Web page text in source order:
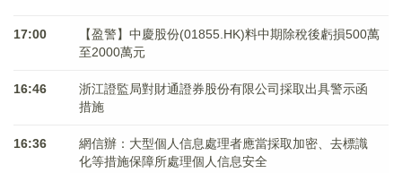
17:00
【盈警】中慶股份(01855.HK)料中期除稅後虧損500萬
至2000萬元
16:46
浙江證監局對財通證券股份有限公司採取出具警示函
措施
16:36
網信辦：大型個人信息處理者應當採取加密、去標識
化等措施保障所處理個人信息安全